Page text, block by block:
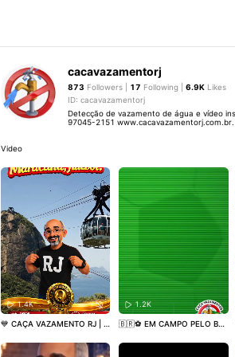
cacavazamentorj
873 Followers | 17 Following |6.9K Likes
ID: cacavazamentorj
Detecção de vazamento de água e vídeo
97045-2151 www.cacavazamentorj.com.br.
Video
1.4K
💙 CAÇA VAZAMENTO RJ | V
Uma empresa do Rio de Jan
eiro, feita para atender e pr
1.2K
🇧🇷⚽ EM CAMPO PELO BR
CIO DE ÁGUA! ⚽🇧🇷 Na Co